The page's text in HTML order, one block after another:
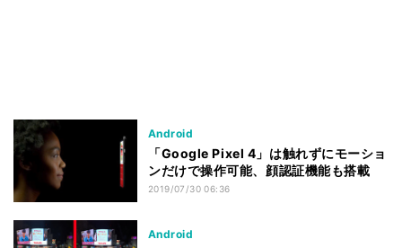
Android
「Google Pixel 4」は触れずにモーショ
ンだけで操作可能、顔認証機能も搭載
2019/07/30 06:36
Android